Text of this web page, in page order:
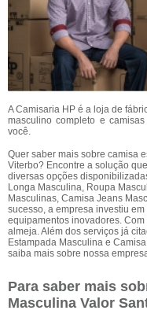
A Camisaria HP é a loja de
masculino completo e
você.
Quer saber mais sobre camisa
Viterbo? Encontre a solução
diversas opções
Longa Masculina, Roupa
Masculinas, Camisa Jeans
sucesso, a empresa investiu
equipamentos inovadores.
almeja. Além dos serviços já
Estampada Masculina e
saiba mais sobre nossa
Para saber mais
Masculina Valor